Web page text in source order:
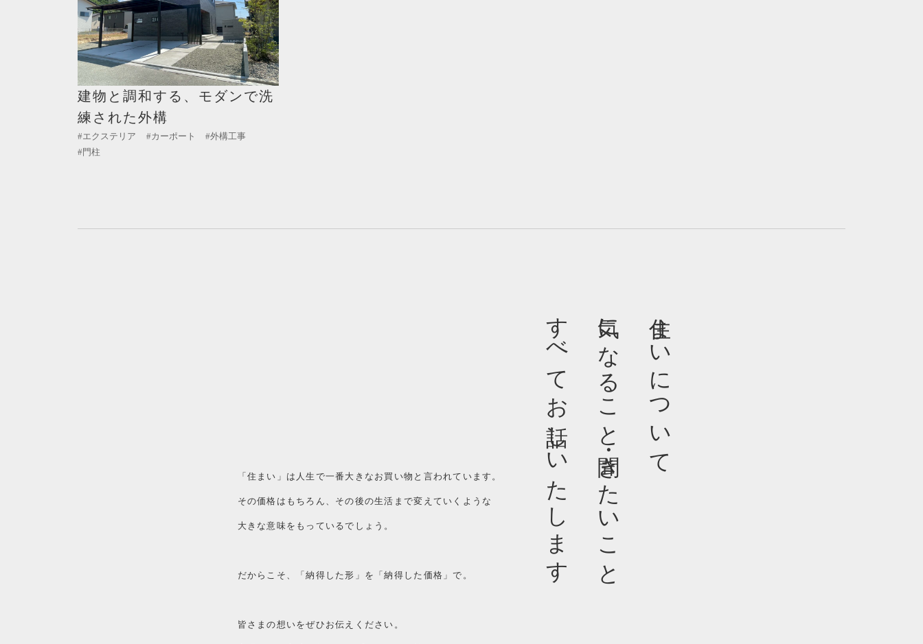
建物と調和する、モダンで洗
練された外構
#エクステリア #カーポート
#外構工事
#門柱
住まいについて
気になること・聞きたいこと
すべてお話しいたします
「住まい」は人生で一番大きなお買い物と言われています。
その価格はもちろん、その後の生活まで変えていくような
大きな意味をもっているでしょう。
だからこそ、「納得した形」を「納得した価格」で。
皆さまの想いをぜひお伝えください。